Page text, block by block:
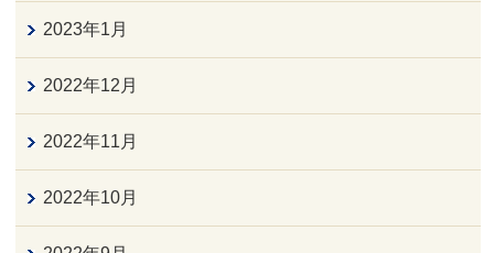
2023年1月
2022年12月
2022年11月
2022年10月